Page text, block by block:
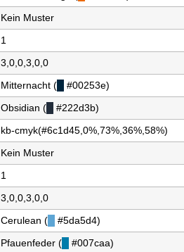
Kein Muster
1
3,0,0,3,0,0
Mitternacht (
#00253e)
Obsidian (
#222d3b)
kb-cmyk(#6c1d45,0%,73%,36%,58%)
Kein Muster
1
3,0,0,3,0,0
Cerulean (
#5da5d4)
Pfauenfeder (
#007caa)